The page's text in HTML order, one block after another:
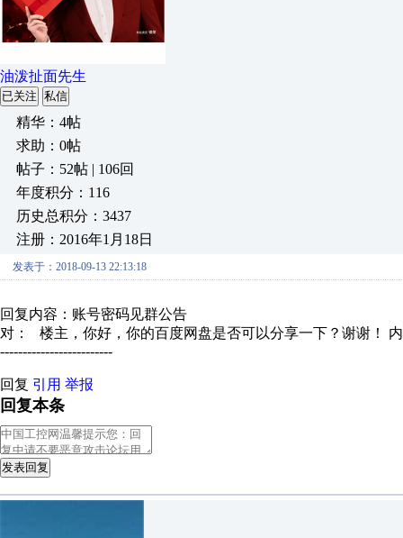
油泼扯面先生
已关注 私信
精华：4帖
求助：0帖
帖子：52帖 | 106回
年度积分：116
历史总积分：3437
注册：2016年1月18日
发表于：2018-09-13 22:13:18
回复内容：账号密码见群公告
对：
楼主，你好，你的百度网盘是否可以分享一下？谢谢！
-------------------------
回复 引用 举报
回复本条
发表回复